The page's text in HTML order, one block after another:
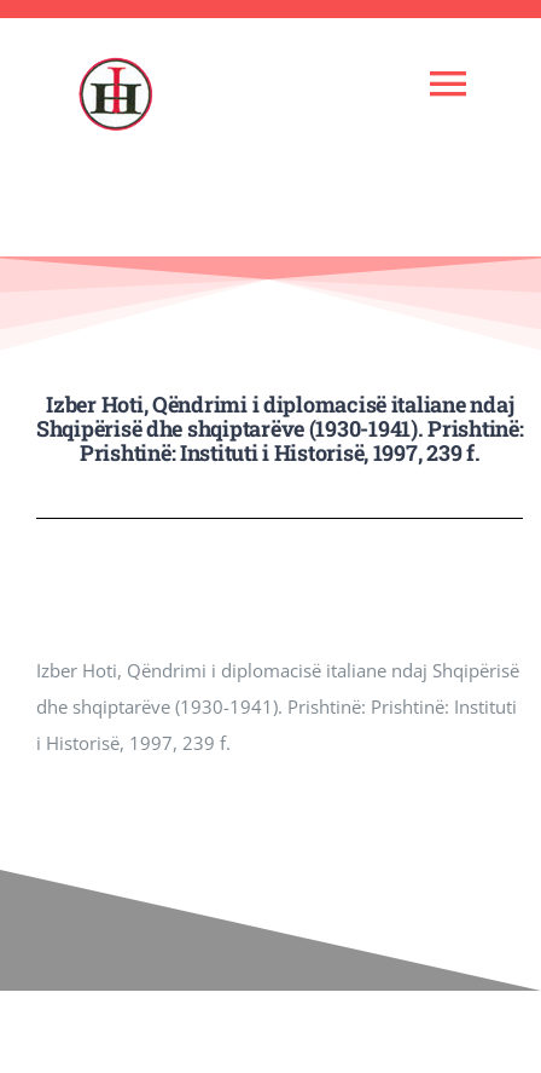
Skip
Instituti
Administrata
Njoftimet & Konkurset
Kontakti
Izber Hoti, Qëndrimi i diplomacisë italiane ndaj
Shqipërisë dhe shqiptarëve (1930-1941). Prishtinë:
Prishtinë: Instituti i Historisë, 1997, 239 f.
Izber Hoti, Qëndrimi i diplomacisë italiane ndaj Shqipërisë
dhe shqiptarëve (1930-1941). Prishtinë: Prishtinë: Instituti
i Historisë, 1997, 239 f.